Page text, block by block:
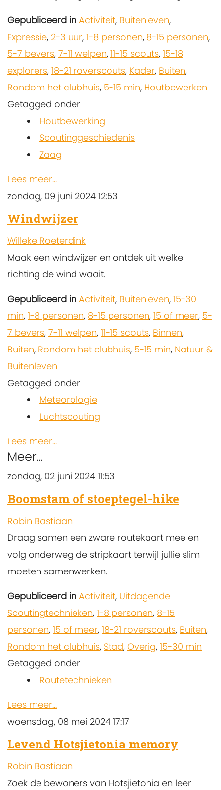
Gepubliceerd in Activiteit, Buitenleven,
Expressie, 2-3 uur, 1-8 personen, 8-15 personen,
5-7 bevers, 7-11 welpen, 11-15 scouts, 15-18
explorers, 18-21 roverscouts, Kader, Buiten,
Rondom het clubhuis, 5-15 min, Houtbewerken
Getagged onder
Houtbewerking
Scoutinggeschiedenis
Zaag
Lees meer...
zondag, 09 juni 2024 12:53
Windwijzer
Willeke Roeterdink
Maak een windwijzer en ontdek uit welke
richting de wind waait.
Gepubliceerd in Activiteit, Buitenleven, 15-30
min, 1-8 personen, 8-15 personen, 15 of meer, 5-
7 bevers, 7-11 welpen, 11-15 scouts, Binnen,
Buiten, Rondom het clubhuis, 5-15 min, Natuur &
Buitenleven
Getagged onder
Meteorologie
Luchtscouting
Lees meer...
Meer...
zondag, 02 juni 2024 11:53
Boomstam of stoeptegel-hike
Robin Bastiaan
Draag samen een zware routekaart mee en
volg onderweg de stripkaart terwijl jullie slim
moeten samenwerken.
Gepubliceerd in Activiteit, Uitdagende
Scoutingtechnieken, 1-8 personen, 8-15
personen, 15 of meer, 18-21 roverscouts, Buiten,
Rondom het clubhuis, Stad, Overig, 15-30 min
Getagged onder
Routetechnieken
Lees meer...
woensdag, 08 mei 2024 17:17
Levend Hotsjietonia memory
Robin Bastiaan
Zoek de bewoners van Hotsjietonia en leer